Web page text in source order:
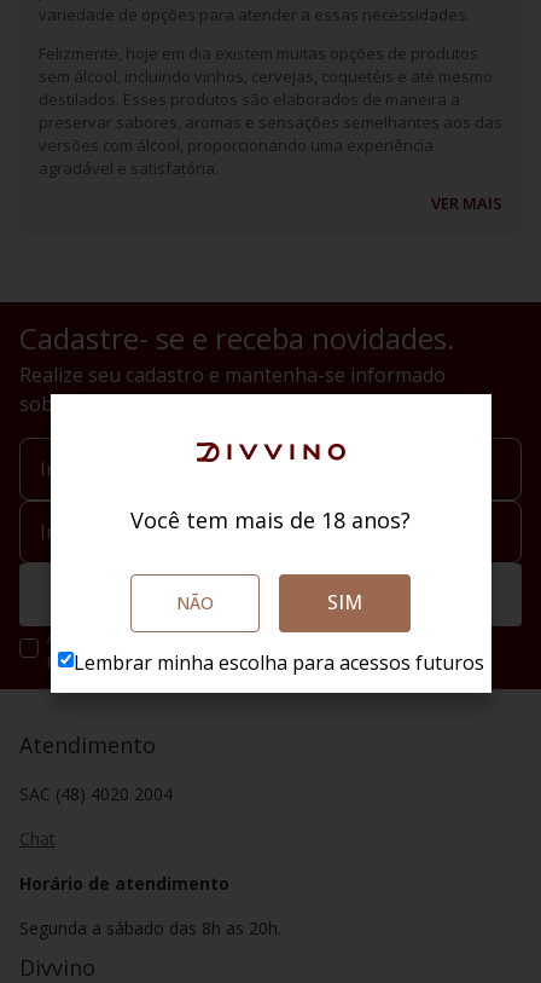
variedade de opções para atender a essas necessidades.
Felizmente, hoje em dia existem muitas opções de produtos
sem álcool, incluindo vinhos, cervejas, coquetéis e até mesmo
destilados. Esses produtos são elaborados de maneira a
preservar sabores, aromas e sensações semelhantes aos das
versões com álcool, proporcionando uma experiência
agradável e satisfatória.
VER MAIS
Cadastre- se e receba novidades.
Realize seu cadastro e mantenha-se informado
sobre novidades
Ao se cadastrar você irá concordar com a nossa política de
privacidade.
Atendimento
SAC (48) 4020 2004
Chat
Horário de atendimento
Segunda a sábado das 8h as 20h.
Divvino
Você tem mais de 18 anos?
NÃO SIM
Lembrar minha escolha para acessos futuros